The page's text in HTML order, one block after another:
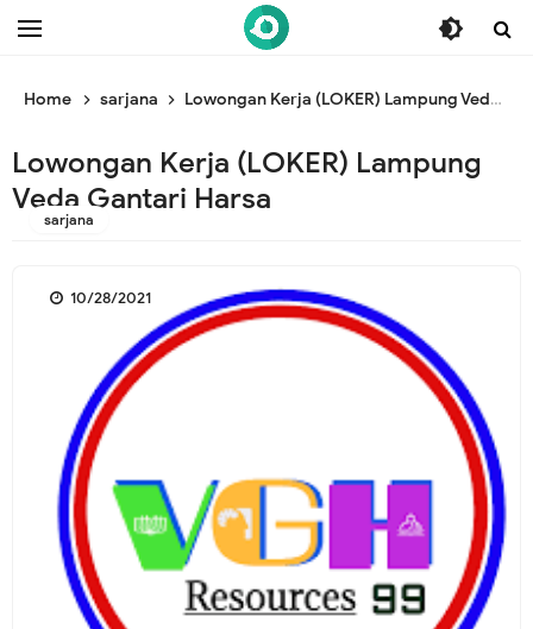
/* ganti br end */
Home sarjana Lowongan Kerja (LOKER) Lampung Veda Gantari Harsa
Lowongan Kerja (LOKER) Lampung
Veda Gantari Harsa
sarjana
10/28/2021